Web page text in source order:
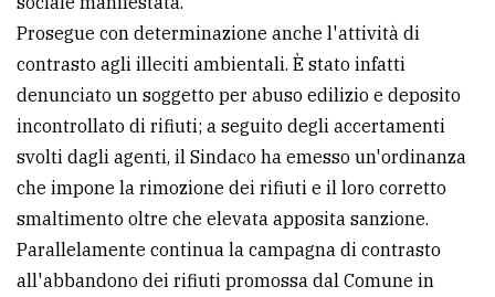
Prosegue con determinazione anche l'attività di
contrasto agli illeciti ambientali. È stato infatti
denunciato un soggetto per abuso edilizio e deposito
incontrollato di rifiuti; a seguito degli accertamenti
svolti dagli agenti, il Sindaco ha emesso un'ordinanza
che impone la rimozione dei rifiuti e il loro corretto
smaltimento oltre che elevata apposita sanzione.
Parallelamente continua la campagna di contrasto
all'abbandono dei rifiuti promossa dal Comune in